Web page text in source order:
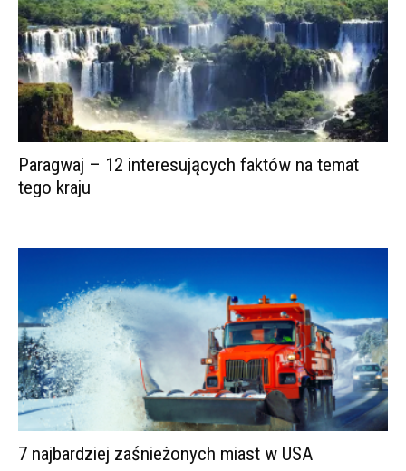
Paragwaj – 12 interesujących faktów na temat
tego kraju
7 najbardziej zaśnieżonych miast w USA